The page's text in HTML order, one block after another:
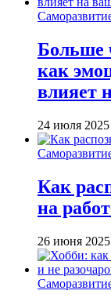
Больше
как
влияет
24 июля 2025
Как
на
26 июня 2025